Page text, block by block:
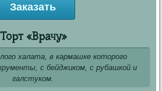
Заказать
Торт «Врачу»
халата, в кармашке которого
с бейджиком, с рубашкой и
галстуком.